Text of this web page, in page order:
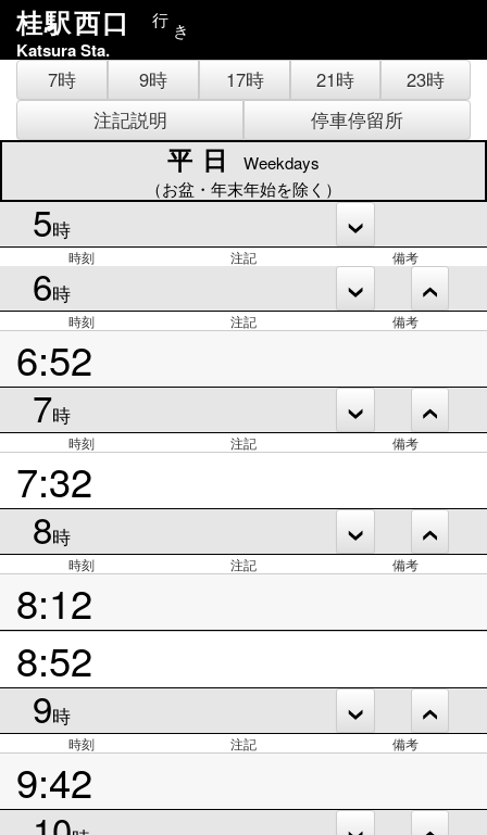
桂駅西口 行 き
Katsura Sta.
7時 9時 17時 21時
23時
注記説明
停車停留所
平日
Weekdays
（お盆・年末年始を除く）
5時
時刻 注記 備考
6時
時刻 注記 備考
6:52
7時
時刻 注記 備考
7:32
8時
時刻 注記 備考
8:12
8:52
9時
時刻 注記 備考
9:42